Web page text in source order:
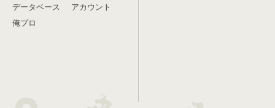
データベース
俺プロ
アカウント